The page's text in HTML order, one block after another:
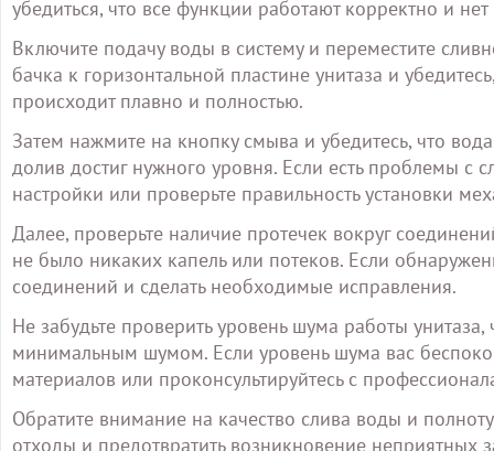
убедиться, что все функции работают корректно и
Включите подачу воды в систему и переместите
бачка к горизонтальной пластине унитаза и
происходит плавно и полностью.
Затем нажмите на кнопку смыва и убедитесь, что
долив достиг нужного уровня. Если есть проблемы
настройки или проверьте правильность установки
Далее, проверьте наличие протечек вокруг
не было никаких капель или потеков. Если
соединений и сделать необходимые исправления.
Не забудьте проверить уровень шума работы
минимальным шумом. Если уровень шума вас
материалов или проконсультируйтесь с
Обратите внимание на качество слива воды и
отходы и предотвратить возникновение неприятных